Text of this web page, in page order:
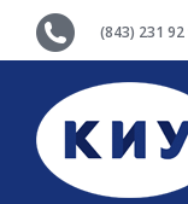
(843) 231 92